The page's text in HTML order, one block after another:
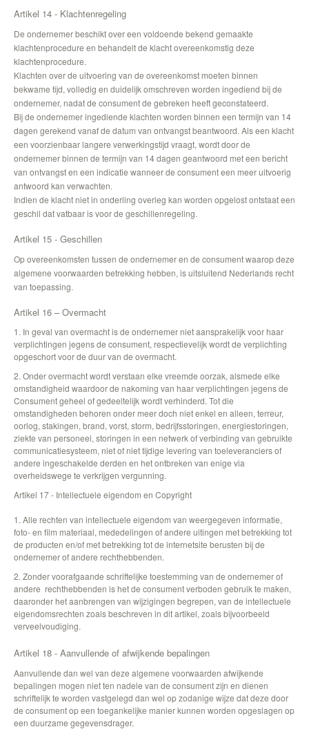
Artikel 14 - Klachtenregeling
De ondernemer beschikt over een voldoende bekend gemaakte
klachtenprocedure en behandelt de klacht overeenkomstig deze
klachtenprocedure.
Klachten over de uitvoering van de overeenkomst moeten binnen
bekwame tijd, volledig en duidelijk omschreven worden ingediend bij de
ondernemer, nadat de consument de gebreken heeft geconstateerd.
Bij de ondernemer ingediende klachten worden binnen een termijn van 14
dagen gerekend vanaf de datum van ontvangst beantwoord. Als een klacht
een voorzienbaar langere verwerkingstijd vraagt, wordt door de
ondernemer binnen de termijn van 14 dagen geantwoord met een bericht
van ontvangst en een indicatie wanneer de consument een meer uitvoerig
antwoord kan verwachten.
Indien de klacht niet in onderling overleg kan worden opgelost ontstaat een
geschil dat vatbaar is voor de geschillenregeling.
Artikel 15 - Geschillen
Op overeenkomsten tussen de ondernemer en de consument waarop deze
algemene voorwaarden betrekking hebben, is uitsluitend Nederlands recht
van toepassing.
Artikel 16 – Overmacht
1. In geval van overmacht is de ondernemer niet aansprakelijk voor haar
verplichtingen jegens de consument, respectievelijk wordt de verplichting
opgeschort voor de duur van de overmacht.
2. Onder overmacht wordt verstaan elke vreemde oorzak, alsmede elke
omstandigheid waardoor de nakoming van haar verplichtingen jegens de
Consument geheel of gedeeltelijk wordt verhinderd. Tot die
omstandigheden behoren onder meer doch niet enkel en alleen, terreur,
oorlog, stakingen, brand, vorst, storm, bedrijfsstoringen, energiestoringen,
ziekte van personeel, storingen in een netwerk of verbinding van gebruikte
communicatiesysteem, niet of niet tijdige levering van toeleveranciers of
andere ingeschakelde derden en het ontbreken van enige via
overheidswege te verkrijgen vergunning.
Artikel 17 - Intellectuele eigendom en Copyright
1. Alle rechten van intellectuele eigendom van weergegeven informatie,
foto- en film materiaal, mededelingen of andere uitingen met betrekking tot
de producten en/of met betrekking tot de internetsite berusten bij de
ondernemer of andere rechthebbenden.
2. Zonder voorafgaande schriftelijke toestemming van de ondernemer of
andere rechthebbenden is het de consument verboden gebruik te maken,
daaronder het aanbrengen van wijzigingen begrepen, van de intellectuele
eigendomsrechten zoals beschreven in dit artikel, zoals bijvoorbeeld
verveelvoudiging.
Artikel 18 - Aanvullende of afwijkende bepalingen
Aanvullende dan wel van deze algemene voorwaarden afwijkende
bepalingen mogen niet ten nadele van de consument zijn en dienen
schriftelijk te worden vastgelegd dan wel op zodanige wijze dat deze door
de consument op een toegankelijke manier kunnen worden opgeslagen op
een duurzame gegevensdrager.